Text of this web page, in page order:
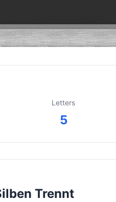
Letters
5
Trennt